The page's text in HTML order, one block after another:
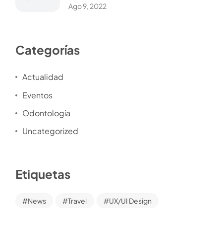
Ago 9, 2022
Categorías
Actualidad
Eventos
Odontología
Uncategorized
Etiquetas
News Travel UX/UI Design